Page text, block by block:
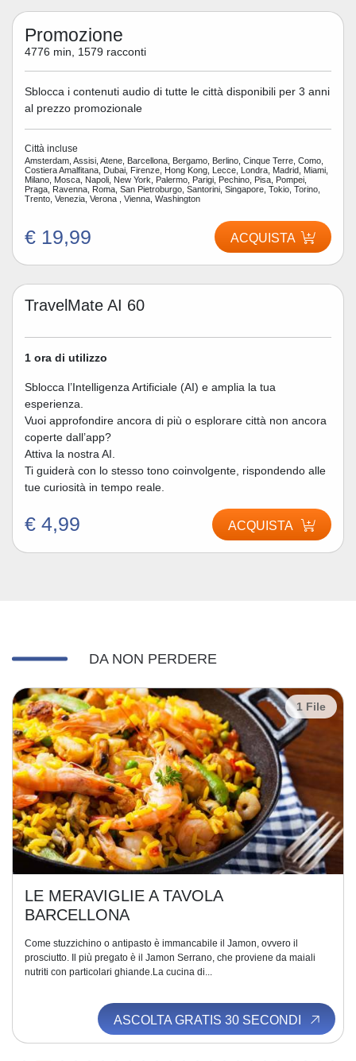
Promozione
4776 min, 1579 racconti
Sblocca i contenuti audio di tutte le città disponibili per 3 anni
al prezzo promozionale
Città incluse
Amsterdam, Assisi, Atene, Barcellona, Bergamo, Berlino, Cinque Terre, Como,
Costiera Amalfitana, Dubai, Firenze, Hong Kong, Lecce, Londra, Madrid, Miami,
Milano, Mosca, Napoli, New York, Palermo, Parigi, Pechino, Pisa, Pompei,
Praga, Ravenna, Roma, San Pietroburgo, Santorini, Singapore, Tokio, Torino,
Trento, Venezia, Verona , Vienna, Washington
€ 19,99 ACQUISTA
TravelMate AI 60
1 ora di utilizzo
Sblocca l’Intelligenza Artificiale (AI) e amplia la tua
esperienza.
Vuoi approfondire ancora di più o esplorare città non ancora
coperte dall’app?
Attiva la nostra AI.
Ti guiderà con lo stesso tono coinvolgente, rispondendo alle
tue curiosità in tempo reale.
€ 4,99 ACQUISTA
DA NON PERDERE
1 File
LE MERAVIGLIE A TAVOLA
BARCELLONA
Come stuzzichino o antipasto è immancabile il Jamon, ovvero il
prosciutto. Il più pregato è il Jamon Serrano, che proviene da maiali
nutriti con particolari ghiande.La cucina di...
ASCOLTA GRATIS 30 SECONDI